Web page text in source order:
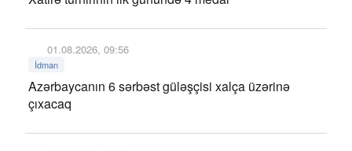
01.08.2026, 09:56
İdman
Azərbaycanın 6 sərbəst güləşçisi xalça üzərinə
çıxacaq